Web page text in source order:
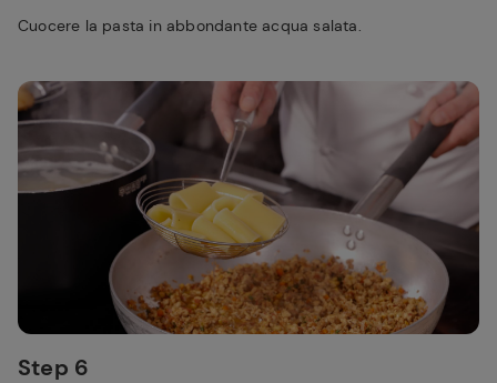
Cuocere la pasta in abbondante acqua salata.
Step 6